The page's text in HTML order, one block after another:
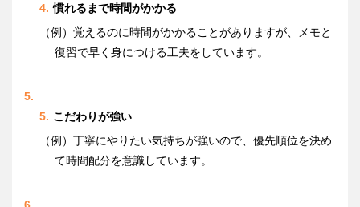
慣れるまで時間がかかる
（例）覚えるのに時間がかかることがありますが、メモと
復習で早く身につける工夫をしています。
こだわりが強い
（例）丁寧にやりたい気持ちが強いので、優先順位を決め
て時間配分を意識しています。